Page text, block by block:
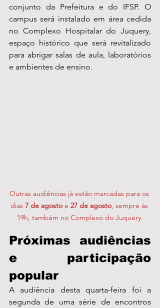
conjunto da Prefeitura e do IFSP. O
campus será instalado em área cedida
no Complexo Hospitalar do Juquery,
espaço histórico que será revitalizado
para abrigar salas de aula, laboratórios
e ambientes de ensino.
Outras audiências já estão marcadas para os
dias 7 de agosto e 27 de agosto, sempre às
19h, também no Complexo do Juquery.
Próximas audiências
e participação
popular
A audiência desta quarta-feira foi a
segunda de uma série de encontros